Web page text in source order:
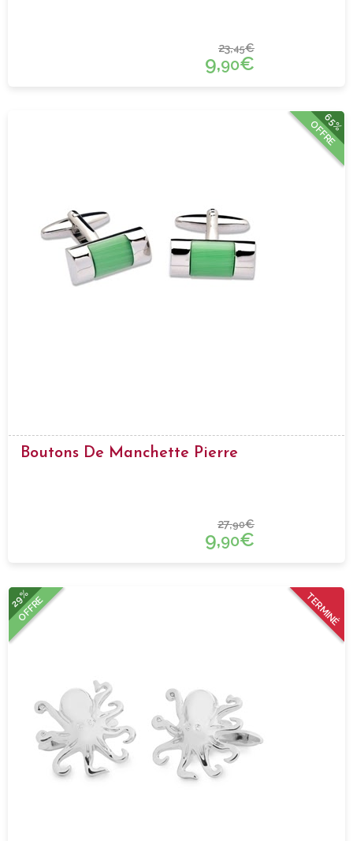
23,45€
9,90€
65%
OFFRE
Boutons De Manchette Pierre
27,90€
9,90€
TERMINÉ
29%
OFFRE